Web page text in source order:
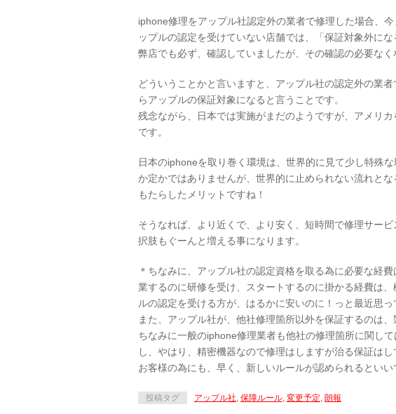
iphone修理をアップル社認定外の業者で修理した場合、
ップルの認定を受けていない店舗では、「保証対象外に
弊店でも必ず、確認していましたが、その確認の必要なく
どういうことかと言いますと、アップル社の認定外の業
らアップルの保証対象になると言うことです。
残念ながら、日本では実施がまだのようですが、アメリ
です。
日本のiphoneを取り巻く環境は、世界的に見て少し特殊
か定かではありませんが、世界的に止められない流れと
もたらしたメリットですね！
そうなれば、より近くで、より安く、短時間で修理サー
択肢もぐーんと増える事になります。
＊ちなみに、アップル社の認定資格を取る為に必要な経
業するのに研修を受け、スタートするのに掛かる経費は
ルの認定を受ける方が、はるかに安いのに！っと最近思っ
また、アップル社が、他社修理箇所以外を保証するのは
ちなみに一般のiphone修理業者も他社の修理箇所に関し
し、やはり、精密機器なので修理はしますが治る保証はし
お客様の為にも、早く、新しいルールが認められるといい
投稿タグ アップル社, 保障ルール, 変更予定, 朗報